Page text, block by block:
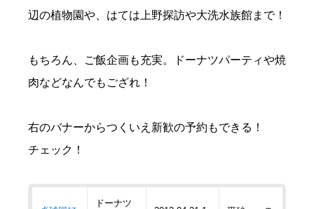
辺の植物園や、はては上野探訪や大洗水族館まで！
もちろん、ご飯企画も充実。ドーナツパーティや焼
肉などなんでもござれ！
右のバナーからつくいえ新歓の予約もできる！
チェック！
ドーナツ